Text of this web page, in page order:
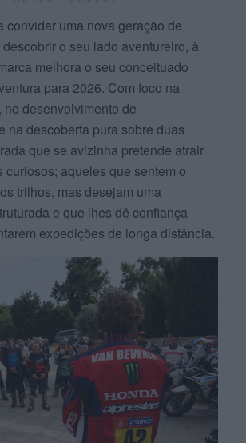
convidar uma nova geração de
o seu lado aventureiro, à
melhora o seu conceituado
para 2026. Com foco na
desenvolvimento de
na descoberta pura sobre duas
que se avizinha pretende atrair
curiosos; aqueles que sentem o
trilhos, mas desejam uma
e que lhes dê confiança
expedições de longa distância.